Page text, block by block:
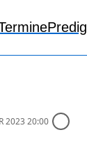
2023 20:00